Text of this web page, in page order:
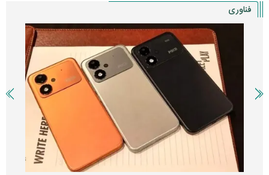
فناوری